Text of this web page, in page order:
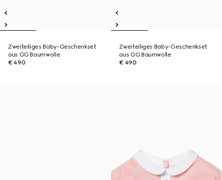
Zweiteiliges Baby-Geschenkset
aus GG Baumwolle
€ 490
Zweiteiliges Baby-Geschenkset
aus GG Baumwolle
€ 490